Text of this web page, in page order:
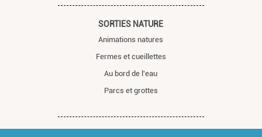
SORTIES NATURE
Animations natures
Fermes et cueillettes
Au bord de l'eau
Parcs et grottes